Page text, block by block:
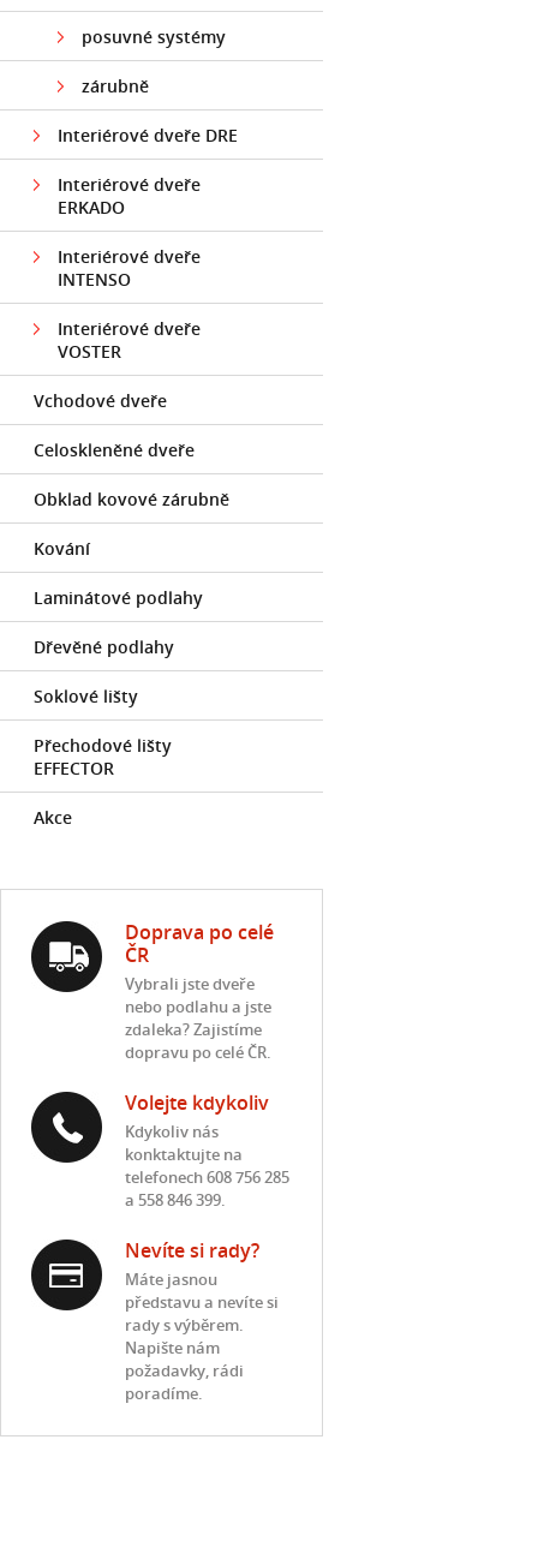
posuvné systémy
zárubně
Interiérové dveře DRE
Interiérové dveře
ERKADO
Interiérové dveře
INTENSO
Interiérové dveře
VOSTER
Vchodové dveře
Celoskleněné dveře
Obklad kovové zárubně
Kování
Laminátové podlahy
Dřevěné podlahy
Soklové lišty
Přechodové lišty
EFFECTOR
Akce
Doprava po celé
ČR
Vybrali jste dveře
nebo podlahu a jste
zdaleka? Zajistíme
dopravu po celé ČR.
Volejte kdykoliv
Kdykoliv nás
konktaktujte na
telefonech 608 756 285
a 558 846 399.
Nevíte si rady?
Máte jasnou
představu a nevíte si
rady s výběrem.
Napište nám
požadavky, rádi
poradíme.